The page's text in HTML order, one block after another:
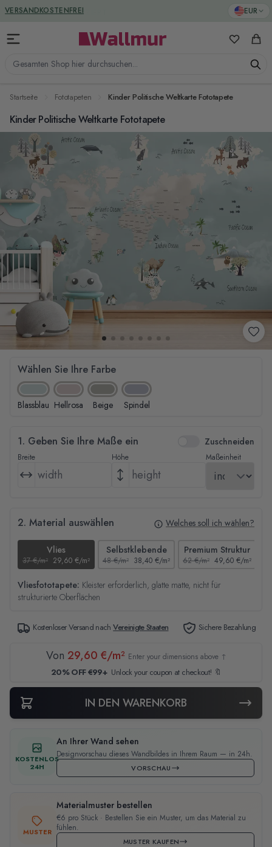
Zum Inhalt springen EUR
Gesamten Shop hier durchsuchen...
Meine
GREENGUARD ZERTIFIZIERT
Startseite Fototapeten Kinder Politische Weltkarte Fototapete
Kinder Politische Weltkarte Fototapete
Wählen Sie Ihre Farbe
Blassblau Hellrosa Beige Spindel
1. Geben Sie Ihre Maße ein Zuschneiden
Breite Höhe Maßeinheit
2. Material auswählen Welches soll ich wählen?
Vlies
37 €/m² 29,60 €/m²
Selbstklebende
48 €/m² 38,40 €/m²
Premium Struktur
62 €/m² 49,60 €/m²
Vliesfototapete: Kleister erforderlich, glatte matte, nicht für
strukturierte Oberflächen
Kostenloser Versand nachVereinigte Staaten Sichere Bezahlung
Von 29,60 €/m² Enter your dimensions above ↑
20% OFF €99+ Unlock your coupon at checkout! 🔖
IN DEN WARENKORB
KOSTENLOS
24H
An Ihrer Wand sehen
Designvorschau dieses Wandbildes in Ihrem Raum — in 24h.
VORSCHAU
MUSTER
Materialmuster bestellen
€6 pro Stück · Bestellen Sie ein Muster, um das Material zu
fühlen.
MUSTER KAUFEN